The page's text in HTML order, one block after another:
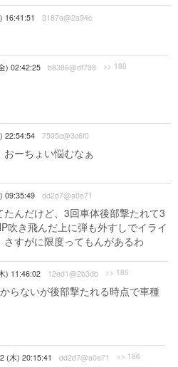
16:41:51 3187a@2a94c
) 02:42:25 b8386@df798 >> 180
22:54:54 7595c@3c6f0
ーちょい悩むなぁ
09:35:49 dd2d7@a0e71
んだけど、3回車体後部撃たれて3
吹き飛んだ上に弾も外すしでイライ
すがに限度ってもんがあるわ
) 11:46:02 12ed1@2b3db >> 185
らないが後部撃たれる時点で車種
(木) 20:15:41 dd2d7@a0e71 >> 186